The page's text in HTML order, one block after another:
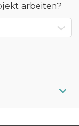
arbeiten?